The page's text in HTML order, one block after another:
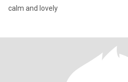
calm and lovely